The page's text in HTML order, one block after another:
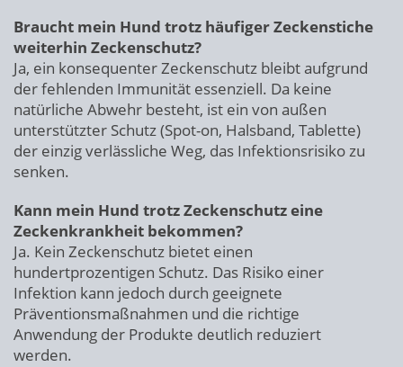
Braucht mein Hund trotz häufiger Zeckenstiche
weiterhin Zeckenschutz?
Ja, ein konsequenter Zeckenschutz bleibt aufgrund
der fehlenden Immunität essenziell. Da keine
natürliche Abwehr besteht, ist ein von außen
unterstützter Schutz (Spot-on, Halsband, Tablette)
der einzig verlässliche Weg, das Infektionsrisiko zu
senken.
Kann mein Hund trotz Zeckenschutz eine
Zeckenkrankheit bekommen?
Ja. Kein Zeckenschutz bietet einen
hundertprozentigen Schutz. Das Risiko einer
Infektion kann jedoch durch geeignete
Präventionsmaßnahmen und die richtige
Anwendung der Produkte deutlich reduziert
werden.